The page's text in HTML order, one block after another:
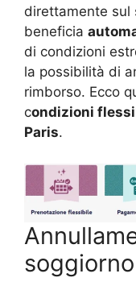
direttamente sul
beneficia
di condizioni
la possibilità di
rimborso. Ecco
condizioni
Paris.
soggiorno